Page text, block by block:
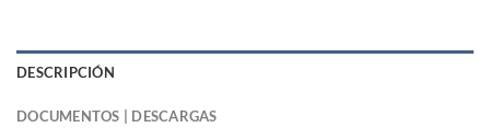
DESCRIPCIÓN
DOCUMENTOS | DESCARGAS